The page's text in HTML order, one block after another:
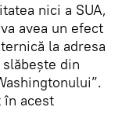
nici a SUA,
avea un efect
la adresa
din
în acest